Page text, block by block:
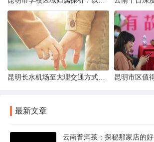
最新文章
云南普洱茶：探秘那家店的好